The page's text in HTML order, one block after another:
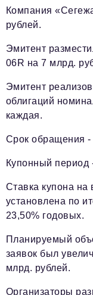
Компания
рублей.
Эмитент
06R на 7 млрд.
Эмитент
облигаций
каждая.
Срок обращения -
Купонный период
Ставка купона на
установлена по
23,50% годовых.
Планируемый
заявок был
млрд. рублей.
Организаторы